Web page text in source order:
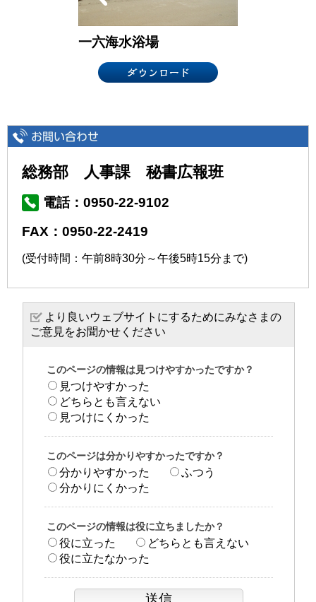
一六海水浴場
総務部 人事課 秘書広報班
電話：0950-22-9102
FAX：0950-22-2419
(受付時間：午前8時30分～午後5時15分まで)
より良いウェブサイトにするためにみなさまの
ご意見をお聞かせください
このページの情報は見つけやすかったですか？
見つけやすかった
どちらとも言えない
見つけにくかった
このページは分かりやすかったですか？
分かりやすかった
ふつう
分かりにくかった
このページの情報は役に立ちましたか？
役に立った
どちらとも言えない
役に立たなかった